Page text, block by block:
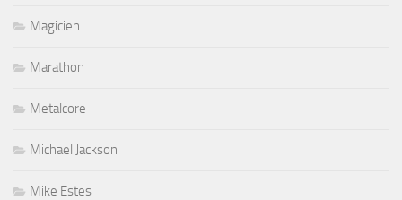
Magicien
Marathon
Metalcore
Michael Jackson
Mike Estes